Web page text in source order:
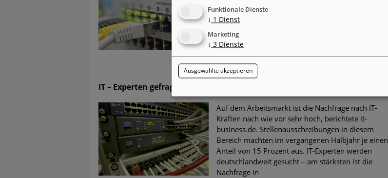
ein Ansatz zur Verbesserung der
Vertrauenswürdigkeit von IT-Sicherheitsprodukten.
Bei entsprechender Konformität erhalten
Sicherheitsprodukte ein Eicar-Gütesiegel.
IT – Experten gefragt
Auf dem Arbeitsmarkt ist die Nachfrage nach IT-
Kräften nach wie vor sehr hoch, berichtete it-
business.de. Stellenausschreibungen in diesem
Bereich machten im vergangenen Halbjahr je einen
Anteil von 15 Prozent aus. IT-Experten werden
deutschlandweit gesucht – am stärksten ist die
Nachfrage in
Funktionale Dienste
↓ 1 Dienst
Marketing
↓ 3 Dienste
Ausgewählte akzeptieren